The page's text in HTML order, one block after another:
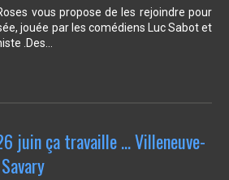
vous propose de les rejoindre pour
jouée par les comédiens Luc Sabot et
.Des…
juin ça travaille … Villeneuve-